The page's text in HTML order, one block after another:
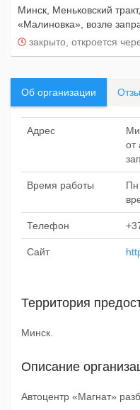
Минск, Меньковский
«Малиновка», возле
закрыто, откроется
Об организации
Адрес
от
Время работы
Пн
Телефон
Сайт
Территория
Минск.
Описание
Автоцентр «Магнат»